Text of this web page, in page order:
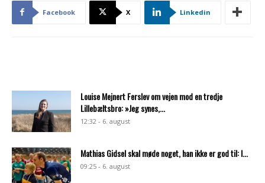
Facebook X Linkedin
Louise Mejnert Ferslev om vejen mod en tredje
Lillebæltsbro: »Jeg synes,...
12:32 - 6. august
Mathias Gidsel skal møde noget, han ikke er god til: I...
09:25 - 6. august